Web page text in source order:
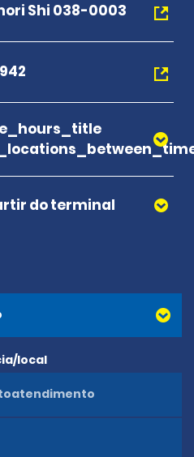
Shi 038-0003
do terminal
local